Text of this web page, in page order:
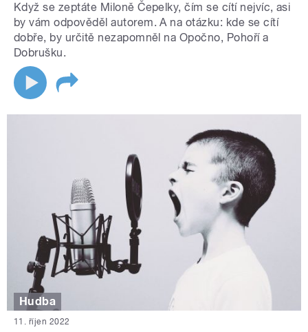
Když se zeptáte Miloně Čepelky, čím se cítí nejvíc, asi
by vám odpověděl autorem. A na otázku: kde se cítí
dobře, by určitě nezapomněl na Opočno, Pohoří a
Dobrušku.
Hudba
11. říjen 2022